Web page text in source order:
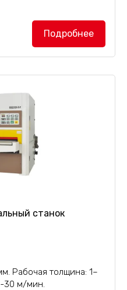
HP-5х5/10с
с одинарной
комплектуется
размером
Подробнее
станок
Рабочая толщина: 1–
30 м/мин.